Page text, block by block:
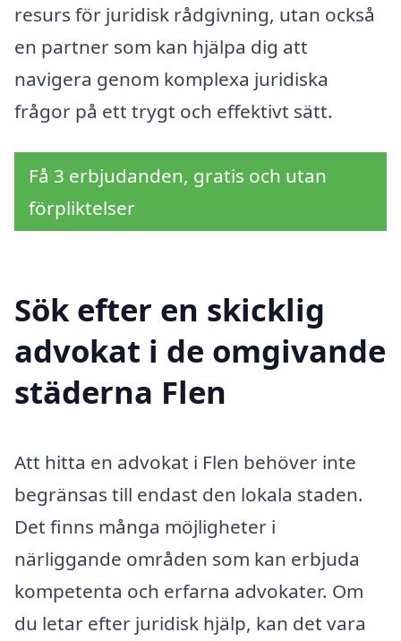
resurs för juridisk rådgivning, utan också
en partner som kan hjälpa dig att
navigera genom komplexa juridiska
frågor på ett trygt och effektivt sätt.
Få 3 erbjudanden, gratis och utan
förpliktelser
Sök efter en skicklig
advokat i de omgivande
städerna Flen
Att hitta en advokat i Flen behöver inte
begränsas till endast den lokala staden.
Det finns många möjligheter i
närliggande områden som kan erbjuda
kompetenta och erfarna advokater. Om
du letar efter juridisk hjälp, kan det vara